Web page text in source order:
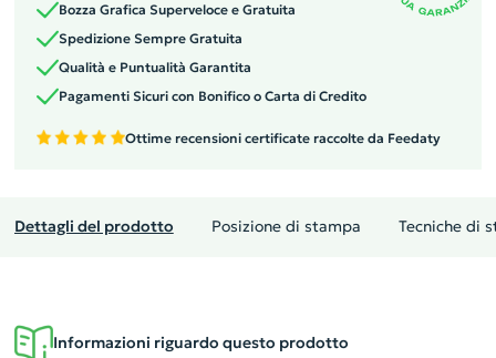
Bozza Grafica Superveloce e Gratuita
Spedizione Sempre Gratuita
Qualità e Puntualità Garantita
Pagamenti Sicuri con Bonifico o Carta di Credito
Ottime recensioni certificate raccolte da Feedaty
Dettagli del prodotto Posizione di stampa Tecniche di
Informazioni riguardo questo prodotto